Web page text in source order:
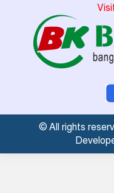
© All rights